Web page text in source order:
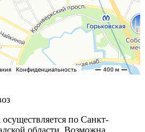
осуществляется по Санкт-
области. Возможна